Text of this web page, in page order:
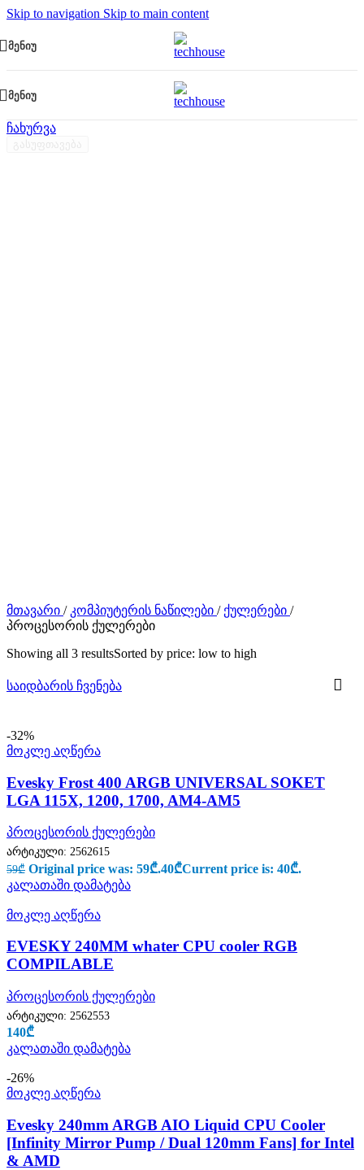
Skip to navigation Skip to main content
ᲛᲔᲜᲘᲣ
ᲛᲔᲜᲘᲣ
ჩახურვა
მთავარი / კომპიუტერის ნაწილები / ქულერები /
პროცესორის ქულერები
Showing all 3 resultsSorted by price: low to high
საიდბარის ჩვენება
-32%
მოკლე აღწერა
Evesky Frost 400 ARGB UNIVERSAL SOKET
LGA 115X, 1200, 1700, AM4-AM5
პროცესორის ქულერები
არტიკული: 2562615
59₾ Original price was: 59₾.40₾Current price is: 40₾.
კალათაში დამატება
მოკლე აღწერა
EVESKY 240MM whater CPU cooler RGB
COMPILABLE
პროცესორის ქულერები
არტიკული: 2562553
140₾
კალათაში დამატება
-26%
მოკლე აღწერა
Evesky 240mm ARGB AIO Liquid CPU Cooler
[Infinity Mirror Pump / Dual 120mm Fans] for Intel
& AMD